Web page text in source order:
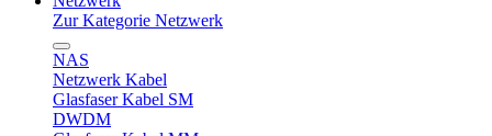
Zur Kategorie Netzwerk
NAS
Netzwerk Kabel
Glasfaser Kabel SM
DWDM